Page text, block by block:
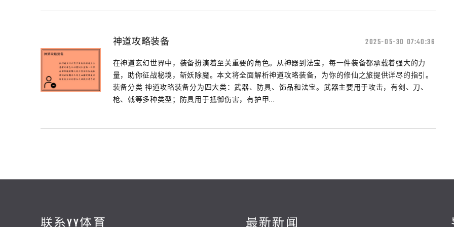
神道攻略装备 2025-05-30 07:40:36
在神道玄幻世界中，装备扮演着至关重要的角色。从神器到法宝，每一件装备都承载着强大的力
量，助你征战秘境，斩妖除魔。本文将全面解析神道攻略装备，为你的修仙之旅提供详尽的指引。
装备分类 神道攻略装备分为四大类：武器、防具、饰品和法宝。武器主要用于攻击，有剑、刀、
枪、戟等多种类型；防具用于抵御伤害，有护甲...